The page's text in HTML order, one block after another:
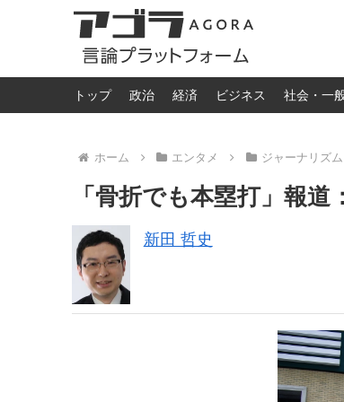
トップ 政治 経済 ビジネス 社会・一
ホーム エンタメ ジャーナリズム
「骨折でも本塁打」報
新田 哲史